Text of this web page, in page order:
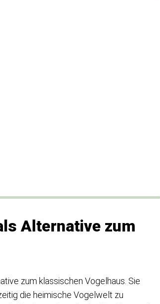
Alternative zum
zum klassischen Vogelhaus. Sie
die heimische Vogelwelt zu